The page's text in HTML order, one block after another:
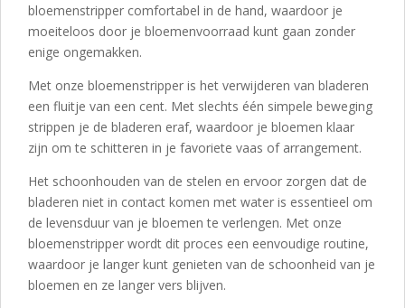
bloemenstripper comfortabel in de hand, waardoor je
moeiteloos door je bloemenvoorraad kunt gaan zonder
enige ongemakken.
Met onze bloemenstripper is het verwijderen van bladeren
een fluitje van een cent. Met slechts één simpele beweging
strippen je de bladeren eraf, waardoor je bloemen klaar
zijn om te schitteren in je favoriete vaas of arrangement.
Het schoonhouden van de stelen en ervoor zorgen dat de
bladeren niet in contact komen met water is essentieel om
de levensduur van je bloemen te verlengen. Met onze
bloemenstripper wordt dit proces een eenvoudige routine,
waardoor je langer kunt genieten van de schoonheid van je
bloemen en ze langer vers blijven.